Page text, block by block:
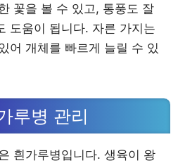
꽃을 볼 수 있고, 통풍도 잘
도움이 됩니다. 자른 가지는
어 개체를 빠르게 늘릴 수 있
루병 관리
흰가루병입니다. 생육이 왕